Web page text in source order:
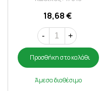
18,68 €
- +
Προσθήκη στο καλάθι
Άμεσα διαθέσιμο